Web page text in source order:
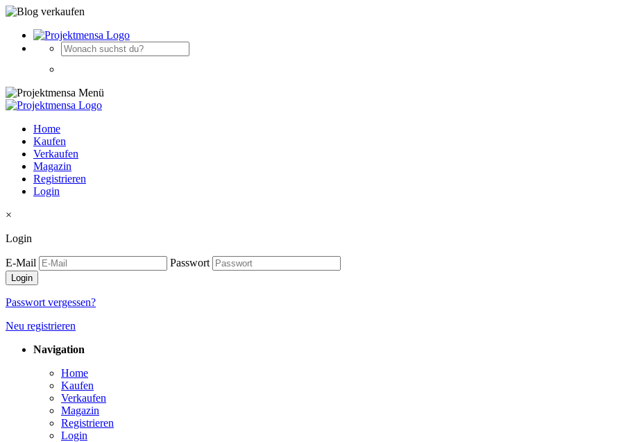
Home
Kaufen
Verkaufen
Magazin
Registrieren
Login
×
Login
E-Mail Passwort
Passwort vergessen?
Neu registrieren
Navigation
Home
Kaufen
Verkaufen
Magazin
Registrieren
Login